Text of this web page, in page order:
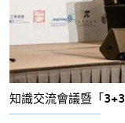
知識交流會議暨「